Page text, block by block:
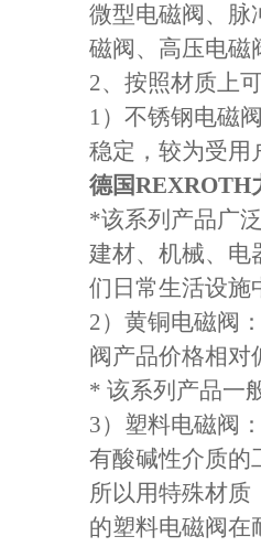
微型电磁阀、脉
磁阀、高压电磁
2、按
1）不锈钢电磁
稳定，较为受
德国REXROTH
*该系列产品广
建材、机械、电
们日常生活设施
2）黄铜电磁阀
阀产品价格相对
* 该系列产品一
3）塑料电磁阀
有酸碱性介质的
所以用特殊材质
的塑料电磁阀在